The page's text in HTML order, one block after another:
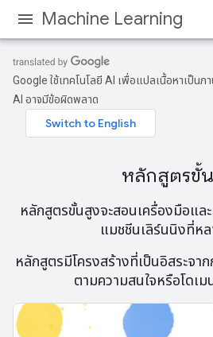
Machine Learning
Google ใช้เทคโนโลยี AI เพื่อแปลเนื้อหาเป็น
AI อาจมีข้อผิดพลาด
หลักสูตรขั้
หลักสูตรขั้นสูงจะสอนเครื่องมือแล
แมชชีนเลิร์นนิงที่ห
หลักสูตรมีโครงสร้างที่เป็นอิสระจา
ตามความสนใจหรือโดเ